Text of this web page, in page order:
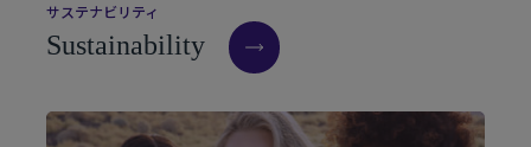
サステナビリティ
Sustainability